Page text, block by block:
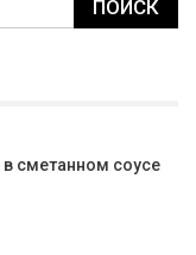
сметанном соусе